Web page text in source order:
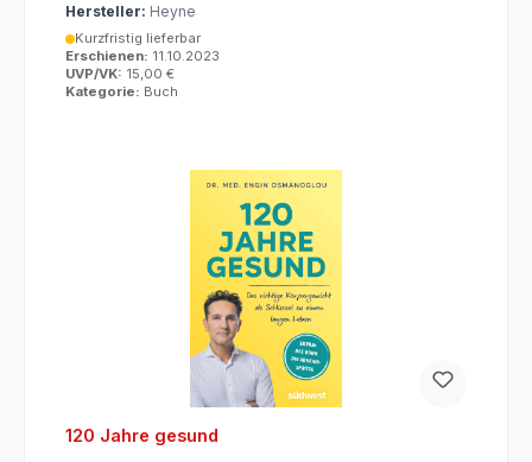
Hersteller: Heyne
Kurzfristig lieferbar
Erschienen: 11.10.2023
UVP/VK: 15,00 €
Kategorie: Buch
120 Jahre gesund